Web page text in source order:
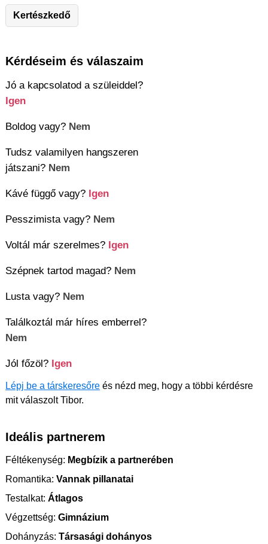
Kertészkedő
Kérdéseim és válaszaim
Jó a kapcsolatod a szüleiddel?
Igen
Boldog vagy? Nem
Tudsz valamilyen hangszeren
játszani? Nem
Kávé függő vagy? Igen
Pesszimista vagy? Nem
Voltál már szerelmes? Igen
Szépnek tartod magad? Nem
Lusta vagy? Nem
Találkoztál már híres emberrel?
Nem
Jól főzöl? Igen
Lépj be a társkeresőre és nézd meg, hogy a többi kérdésre
mit válaszolt Tibor.
Ideális partnerem
Féltékenység: Megbízik a partnerében
Romantika: Vannak pillanatai
Testalkat: Átlagos
Végzettség: Gimnázium
Dohányzás: Társasági dohányos